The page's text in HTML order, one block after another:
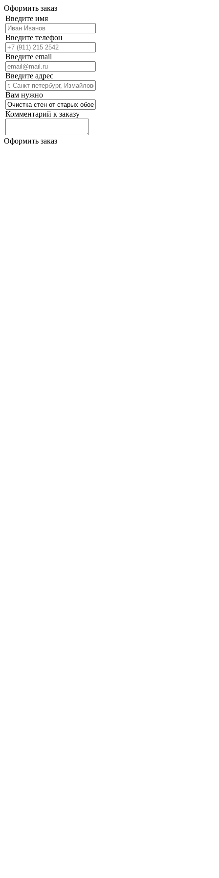
Оформить заказ
Введите имя
Введите телефон
Введите email
Введите адрес
Вам нужно
Комментарий к заказу
Оформить заказ